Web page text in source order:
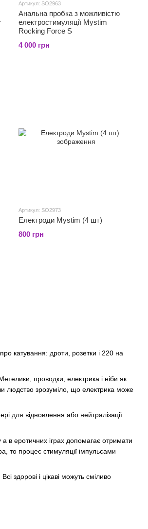
катування: дроти, розетки і 220 на
проводки, електрика і ніби як
людство зрозуміло, що електрика може
для відновлення або нейтралізації
в еротичних іграх допомагає отримати
то процес стимуляції імпульсами
здорові і цікаві можуть сміливо
Артикул: SO2963
Анальна пробка з можливістю
електростимуляції Mystim
Rocking Force S
4 000 грн
Артикул: SO2973
Електроди Mystim (4 шт)
800 грн